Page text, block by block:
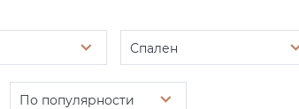
Спален
По популярности